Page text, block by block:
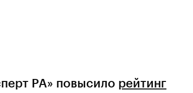
РА» повысило рейтинг